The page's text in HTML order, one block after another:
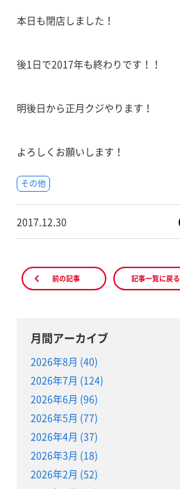
本日も閉店しました！
後1日で2017年も終わりです！！
明後日から正月クジやります！
よろしくお願いします！
その他
2017.12.30
前の記事 記事一覧に戻る
月間アーカイブ
2026年8月 (40)
2026年7月 (124)
2026年6月 (96)
2026年5月 (77)
2026年4月 (37)
2026年3月 (18)
2026年2月 (52)